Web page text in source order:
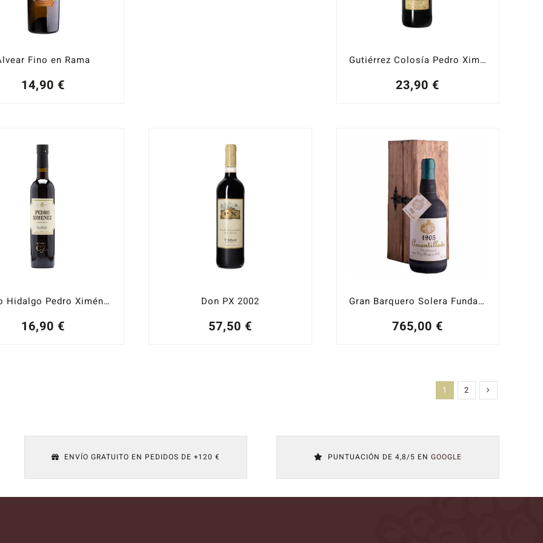
Fino en Rama
14,90 €
Gutiérrez Colosía Pedro Ximénez
23,90€
Emilio Hidalgo Pedro Ximénez
16,90 €
Don PX 2002
57,50 €
Gran Barquero Solera Fundacional Amontillado 1905
765,00€
1 2
ENVÍO GRATUITO EN PEDIDOS DE +120 € PUNTUACIÓN DE 4,8/5 ENGOOGLE